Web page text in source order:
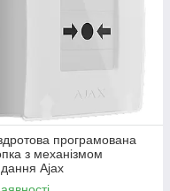
програмована
з механізмом
Ajax
Jeweller